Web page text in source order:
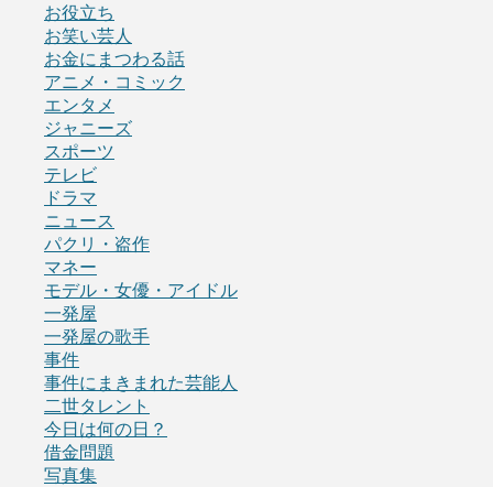
お役立ち
お笑い芸人
お金にまつわる話
アニメ・コミック
エンタメ
ジャニーズ
スポーツ
テレビ
ドラマ
ニュース
パクリ・盗作
マネー
モデル・女優・アイドル
一発屋
一発屋の歌手
事件
事件にまきまれた芸能人
二世タレント
今日は何の日？
借金問題
写真集